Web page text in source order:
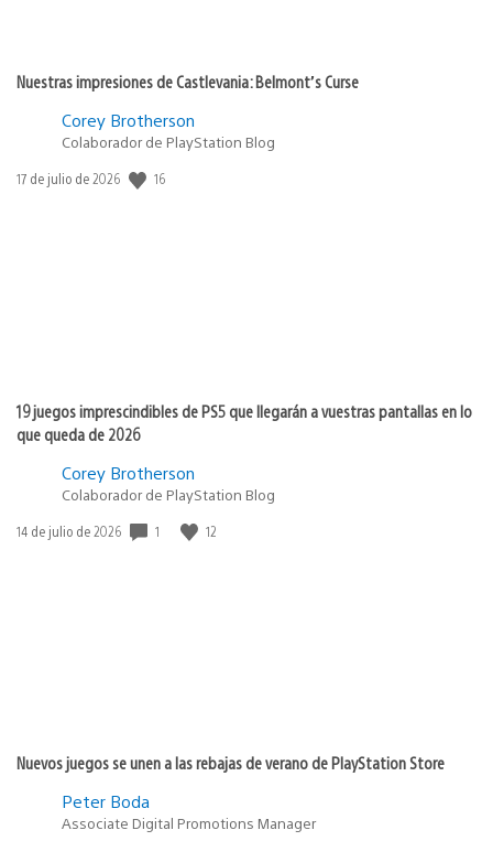
Nuestras impresiones de Castlevania: Belmont’s Curse
Corey Brotherson
Colaborador de PlayStation Blog
Fecha
17 de julio de 2026 16
19 juegos imprescindibles de PS5 que llegarán a vuestras pantallas en lo
que queda de 2026
Corey Brotherson
Colaborador de PlayStation Blog
Fecha
14 de julio de 2026 1 12
Nuevos juegos se unen a las rebajas de verano de PlayStation Store
Peter Boda
Associate Digital Promotions Manager